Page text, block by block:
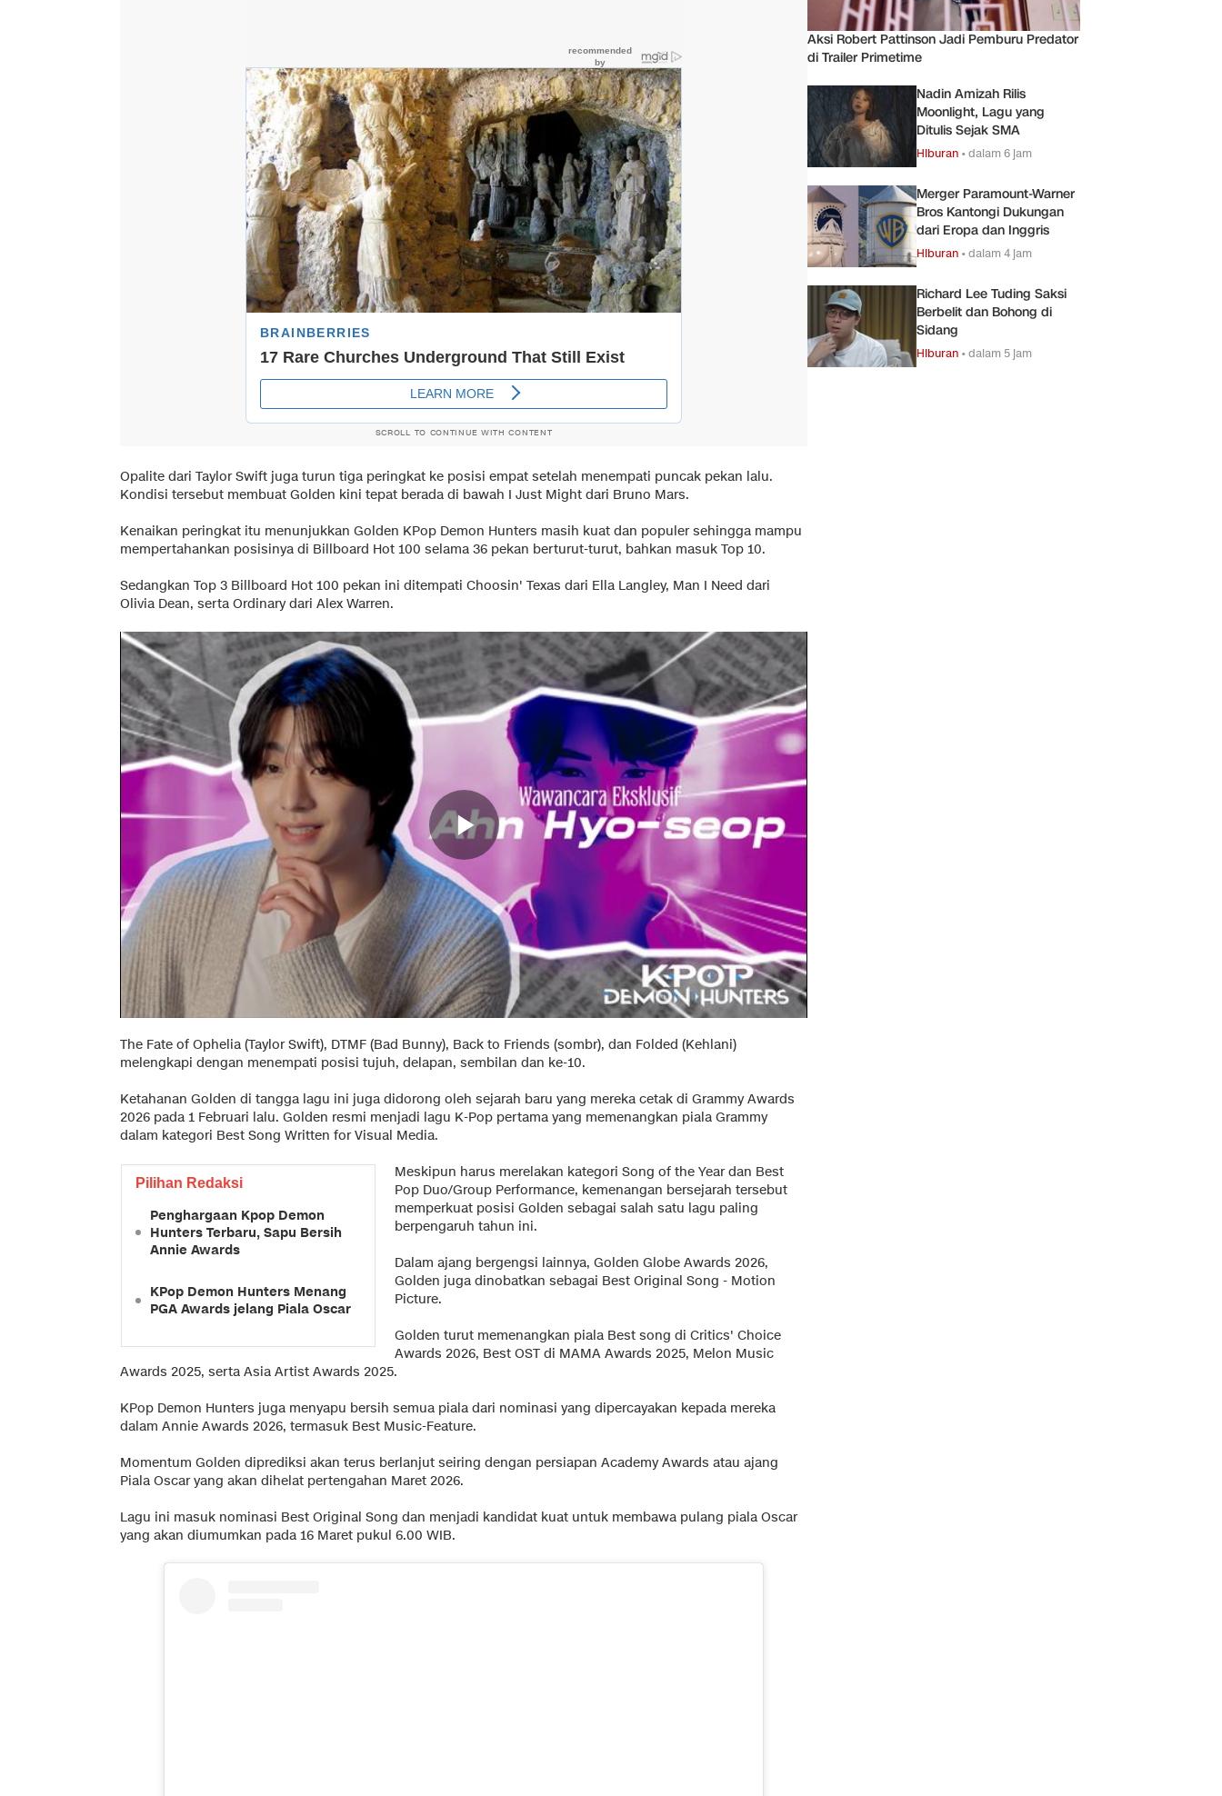
SCROLL TO CONTINUE WITH CONTENT
Opalite dari Taylor Swift juga turun tiga peringkat ke posisi empat setelah menempati puncak pekan lalu.
Kondisi tersebut membuat Golden kini tepat berada di bawah I Just Might dari Bruno Mars.
Kenaikan peringkat itu menunjukkan Golden KPop Demon Hunters masih kuat dan populer sehingga mampu
mempertahankan posisinya di Billboard Hot 100 selama 36 pekan berturut-turut, bahkan masuk Top 10.
Sedangkan Top 3 Billboard Hot 100 pekan ini ditempati Choosin' Texas dari Ella Langley, Man I Need dari
Olivia Dean, serta Ordinary dari Alex Warren.
The Fate of Ophelia (Taylor Swift), DTMF (Bad Bunny), Back to Friends (sombr), dan Folded (Kehlani)
melengkapi dengan menempati posisi tujuh, delapan, sembilan dan ke-10.
Ketahanan Golden di tangga lagu ini juga didorong oleh sejarah baru yang mereka cetak di Grammy Awards
2026 pada 1 Februari lalu. Golden resmi menjadi lagu K-Pop pertama yang memenangkan piala Grammy
dalam kategori Best Song Written for Visual Media.
Pilihan Redaksi
Penghargaan Kpop Demon
Hunters Terbaru, Sapu Bersih
Annie Awards
KPop Demon Hunters Menang
PGA Awards jelang Piala Oscar
Meskipun harus merelakan kategori Song of the Year dan Best
Pop Duo/Group Performance, kemenangan bersejarah tersebut
memperkuat posisi Golden sebagai salah satu lagu paling
berpengaruh tahun ini.
Dalam ajang bergengsi lainnya, Golden Globe Awards 2026,
Golden juga dinobatkan sebagai Best Original Song - Motion
Picture.
Golden turut memenangkan piala Best song di Critics' Choice
Awards 2026, Best OST di MAMA Awards 2025, Melon Music
Awards 2025, serta Asia Artist Awards 2025.
KPop Demon Hunters juga menyapu bersih semua piala dari nominasi yang dipercayakan kepada mereka
dalam Annie Awards 2026, termasuk Best Music-Feature.
Momentum Golden diprediksi akan terus berlanjut seiring dengan persiapan Academy Awards atau ajang
Piala Oscar yang akan dihelat pertengahan Maret 2026.
Lagu ini masuk nominasi Best Original Song dan menjadi kandidat kuat untuk membawa pulang piala Oscar
yang akan diumumkan pada 16 Maret pukul 6.00 WIB.
Aksi Robert Pattinson Jadi Pemburu Predator
di Trailer Primetime
Nadin Amizah Rilis
Moonlight, Lagu yang
Ditulis Sejak SMA
Hiburan •dalam 6 jam
Merger Paramount-Warner
Bros Kantongi Dukungan
dari Eropa dan Inggris
Hiburan •dalam 4 jam
Richard Lee Tuding Saksi
Berbelit dan Bohong di
Sidang
Hiburan •dalam 5 jam